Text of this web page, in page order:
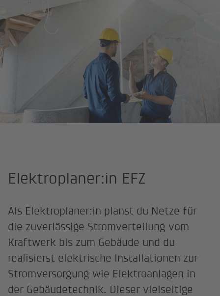
Elektroplaner:in EFZ
Als Elektroplaner:in planst du Netze für
die zuverlässige Stromverteilung vom
Kraftwerk bis zum Gebäude und du
realisierst elektrische Installationen zur
Stromversorgung wie Elektroanlagen in
der Gebäudetechnik. Dieser vielseitige